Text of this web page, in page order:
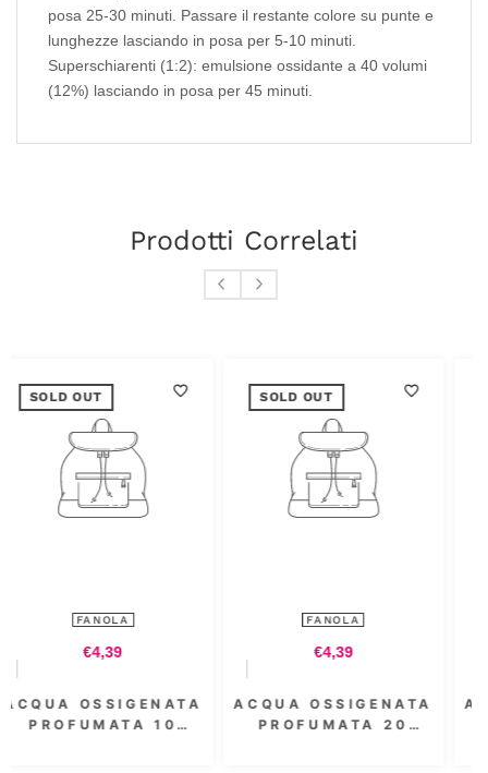
posa 25-30 minuti. Passare il restante colore su punte e
lunghezze lasciando in posa per 5-10 minuti.
Superschiarenti (1:2): emulsione ossidante a 40 volumi
(12%) lasciando in posa per 45 minuti.
Prodotti Correlati
SOLD OUT
FANOLA
ACQUA OSSIGENATA
PROFUMATA 20
SOLD OUT
FANOLA
ACQUA OSSIGENATA
PROFUMATA 3.5